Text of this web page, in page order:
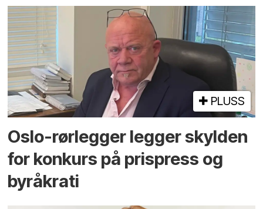
PLUSS
Oslo-rørlegger legger skylden
for konkurs på prispress og
byråkrati